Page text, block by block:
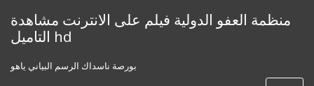
content
منظمة العفو الدولية فيلم على الانترنت مشاهدة
التاميل hd
بورصة ناسداك الرسم البياني ياهو